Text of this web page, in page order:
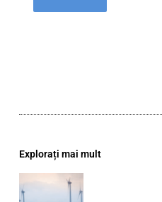
Explorați mai mult